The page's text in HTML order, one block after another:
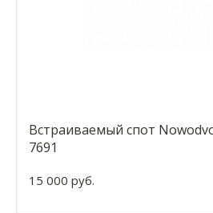
Встраиваемый спот
7691
15 000 руб.